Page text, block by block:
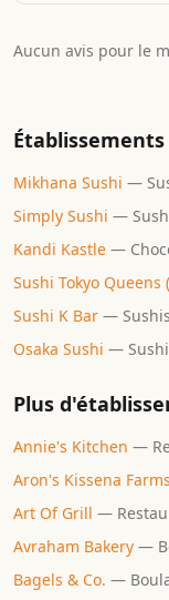
Aucun avis pour le
Mikhana Sushi —
Simply Sushi —
Kandi Kastle —
Sushi Tokyo
Sushi K Bar — Sushis
Osaka Sushi —
Plus
Annie's Kitchen —
Aron's Kissena Farms
Art Of Grill —
Avraham Bakery —
Bagels & Co. —